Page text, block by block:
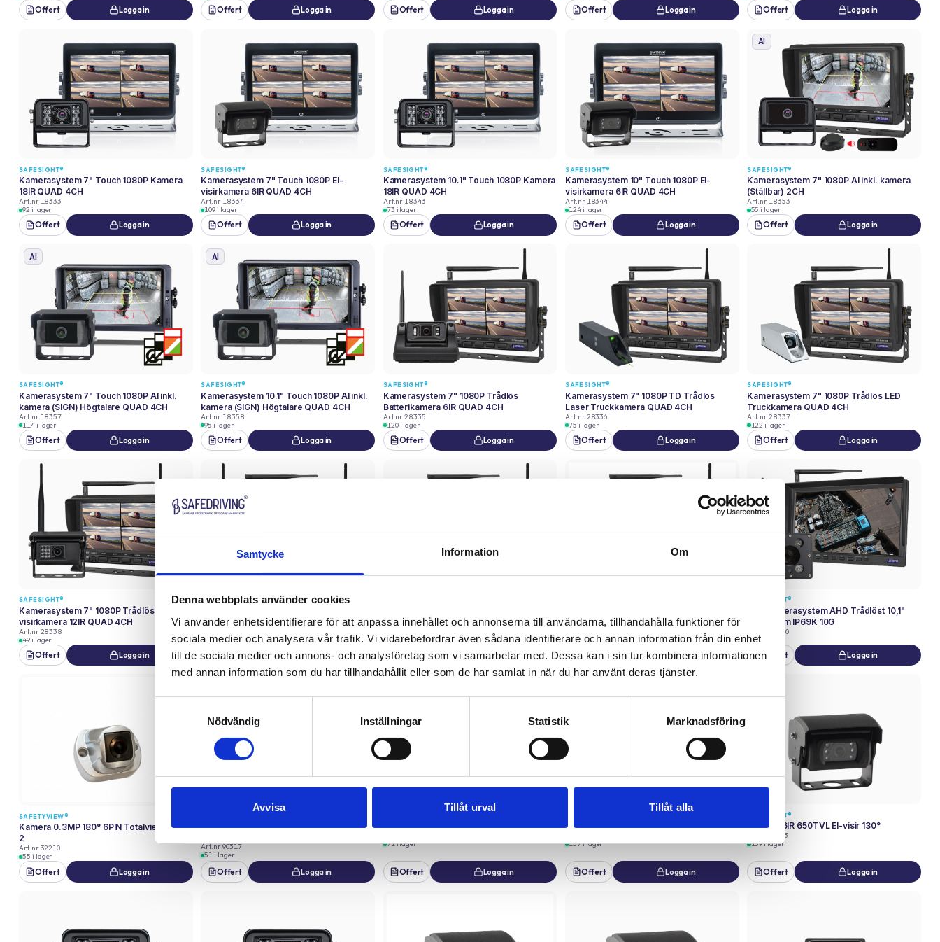
Samtycke Information Om
Denna webbplats använder cookies
Vi använder enhetsidentifierare för att anpassa innehållet och annonserna till användarna, tillhandahålla funktioner för
sociala medier och analysera vår trafik. Vi vidarebefordrar även sådana identifierare och annan information från din enhet
till de sociala medier och annons- och analysföretag som vi samarbetar med. Dessa kan i sin tur kombinera informationen
med annan information som du har tillhandahållit eller som de har samlat in när du har använt deras tjänster.
Nödvändig
Inställningar Statistik Marknadsföring
Avvisa Tillåt urval Tillåt alla
Offert Logga in Offert Logga in Offert Logga in Offert Logga in Offert Logga in
SAFESIGHT®
Kamerasystem 7" Touch 1080P Kamera
18IR QUAD 4CH
Art.nr 18333
92 i lager
Offert Logga in
SAFESIGHT®
Kamerasystem 7" Touch 1080P El-
visirkamera 6IR QUAD 4CH
Art.nr 18334
109 i lager
Offert Logga in
SAFESIGHT®
Kamerasystem 10.1" Touch 1080P Kamera
18IR QUAD 4CH
Art.nr 18343
73 i lager
Offert Logga in
SAFESIGHT®
Kamerasystem 10" Touch 1080P El-
visirkamera 6IR QUAD 4CH
Art.nr 18344
124 i lager
Offert Logga in
AI
SAFESIGHT®
Kamerasystem 7" 1080P AI inkl. kamera
(Ställbar) 2CH
Art.nr 18353
55 i lager
Offert Logga in
AI
SAFESIGHT®
Kamerasystem 7" Touch 1080P AI inkl.
kamera (SIGN) Högtalare QUAD 4CH
Art.nr 18357
114 i lager
Offert Logga in
AI
SAFESIGHT®
Kamerasystem 10.1" Touch 1080P AI inkl.
kamera (SIGN) Högtalare QUAD 4CH
Art.nr 18358
95 i lager
Offert Logga in
SAFESIGHT®
Kamerasystem 7" 1080P Trådlös
Batterikamera 6IR QUAD 4CH
Art.nr28335
120 i lager
Offert Logga in
SAFESIGHT®
Kamerasystem 7" 1080P TD Trådlös
Laser Truckkamera QUAD 4CH
Art.nr28336
75 i lager
Offert Logga in
SAFESIGHT®
Kamerasystem 7" 1080P Trådlös LED
Truckkamera QUAD 4CH
Art.nr28337
122 i lager
Offert Logga in
SAFESIGHT®
Kamerasystem 7" 1080P Trådlös El-
visirkamera 12IR QUAD 4CH
Art.nr28338
49 i lager
Offert Logga in
SAFESIGHT®
Kamera 18IR QUAD 4CH
126 i lager
Offert Logga in
Kamera 18IR (Inbyggd Antenn) QUAD 4CH
51 i lager
Offert Logga in
Batterikamera 6IR QUAD 4CH
91 i lager
Offert Logga in
SAFESIGHT®
Krankamerasystem AHD Trådlöst 10,1"
30X Zoom IP69K 10G
58040
88 i lager
Offert Logga in
SAFETYVIEW®
Kamera 0.3MP 180° 6PIN Totalview® REV
2
Art.nr32210
55 i lager
Offert Logga in
Kamera Small WDR 4PIN 360° 1080P
Art.nr90317
51 i lager
Offert Logga in
Kamera 1.3MP 180° 6PIN SafetyView®
71 i lager
Offert Logga in
Kamera 720P 180° 4PIN SafetyView®
137 i lager
Offert Logga in
SAFESIGHT®
Kamera 6IR 650TVL El-visir 130°
12003
139 i lager
Offert Logga in